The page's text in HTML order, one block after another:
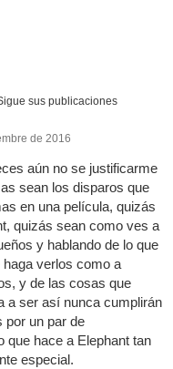
sus publicaciones
de 2016
aún no se justificarme
sean los disparos que
en una película, quizás
quizás sean como ves a
y hablando de lo que
verlos como a
y de las cosas que
a ser así nunca cumplirán
por un par de
que hace a Elephant tan
especial.